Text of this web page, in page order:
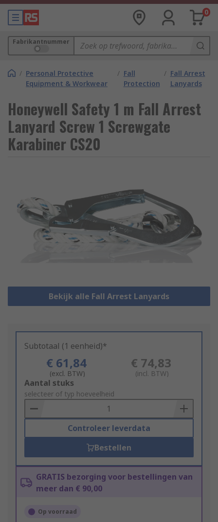
0
Fabrikantnummer
/ Personal Protective
Equipment & Workwear
/ Fall
Protection
/ Fall Arrest
Lanyards
Honeywell Safety 1 m Fall Arrest
Lanyard Screw 1 Screwgate
Karabiner CS20
Bekijk alle Fall Arrest Lanyards
Subtotaal (1 eenheid)*
€ 61,84
(excl. BTW)
€ 74,83
(incl. BTW)
Add
to
Basket
Aantal stuks
selecteer of typ hoeveelheid
Controleer leverdata
Bestellen
GRATIS bezorging voor bestellingen van
meer dan € 90,00
Op voorraad